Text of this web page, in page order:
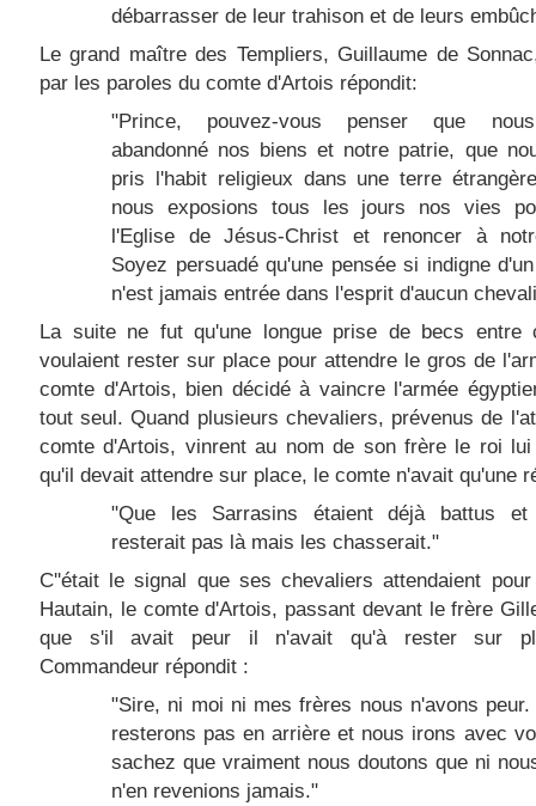
débarrasser de leur trahison et de leurs
Le grand maître des Templiers, Guillaume de
par les paroles du comte d'Artois répondit:
"Prince, pouvez-vous penser que
abandonné nos biens et notre patrie, que
pris l'habit religieux dans une terre
nous exposions tous les jours nos vies
l'Eglise de Jésus-Christ et renoncer à
Soyez persuadé qu'une pensée si indigne
n'est jamais entrée dans l'esprit d'aucun
La suite ne fut qu'une longue prise de becs entre
voulaient rester sur place pour attendre le gros de
comte d'Artois, bien décidé à vaincre l'armée
tout seul. Quand plusieurs chevaliers, prévenus de
comte d'Artois, vinrent au nom de son frère le roi lui
qu'il devait attendre sur place, le comte n'avait qu'une
"Que les Sarrasins étaient déjà battus
resterait pas là mais les chasserait."
C''était le signal que ses chevaliers attendaient pour
Hautain, le comte d'Artois, passant devant le frère
que s'il avait peur il n'avait qu'à rester sur
Commandeur répondit :
"Sire, ni moi ni mes frères nous n'avons peur.
resterons pas en arrière et nous irons avec
sachez que vraiment nous doutons que ni
n'en revenions jamais."